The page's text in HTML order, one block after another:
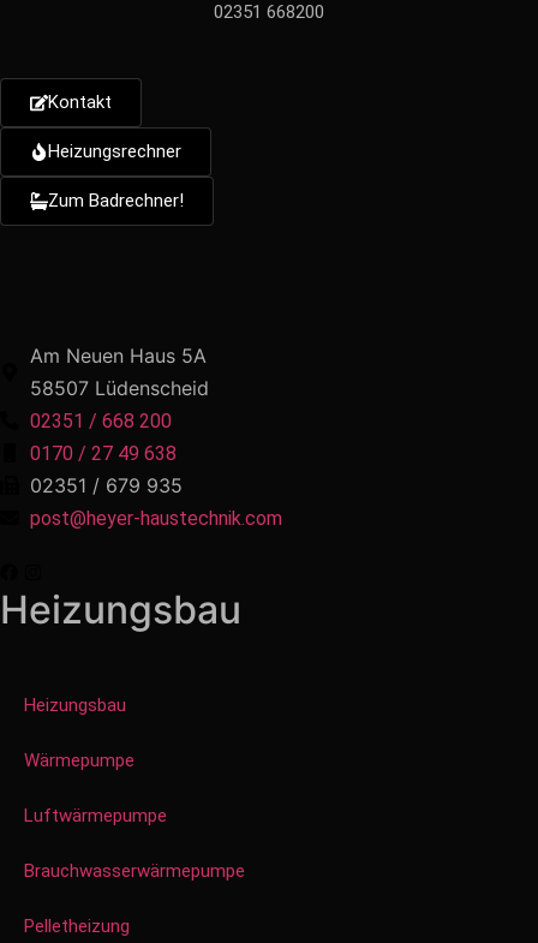
02351 668200
Kontakt
Heizungsrechner
Zum Badrechner!
Am Neuen Haus 5A
58507 Lüdenscheid
02351 / 668 200
0170 / 27 49 638
02351 / 679 935
post@heyer-haustechnik.com
Heizungsbau
Heizungsbau
Wärmepumpe
Luftwärmepumpe
Brauchwasserwärmepumpe
Pelletheizung